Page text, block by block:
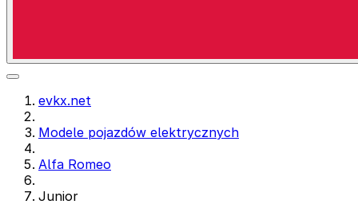
evkx.net
Modele pojazdów elektrycznych
Alfa Romeo
Junior